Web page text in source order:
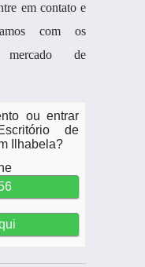
em contato e
com os
de
ou entrar
de
Ilhabela?